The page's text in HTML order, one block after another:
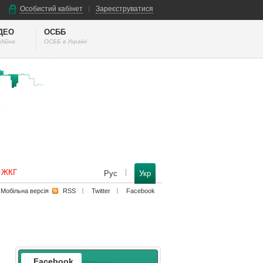
Особистий кабінет Зареєструватися
ОСББ
ОСББ в Україні
ЖКГ Рус Укр
Мобільна версiя RSS Twitter Facebook